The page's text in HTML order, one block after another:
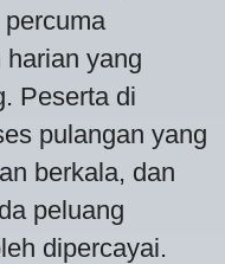
yang
Peserta di
pulangan yang
berkala, dan
peluang
dipercayai.